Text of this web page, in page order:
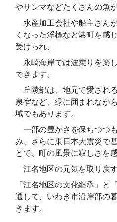
やサンマなどたくさんの魚
水産加工会社や船主さん
くなった浮標など港町を感
受けられ、
永崎海岸では波乗りを楽
できます。
丘陵部は、地元で愛され
泉宿など、緑に囲まれなが
域でもあります。
一部の豊かさを保ちつつ
み、さらに東日本大震災で
とで、町の風景に寂しさを
江名地区の元気を取り戻す
「江名地区の文化継承」と
通して、いわき市沿岸部の
きます。